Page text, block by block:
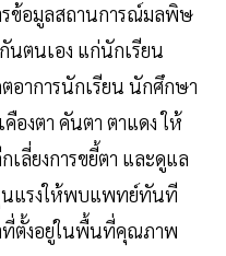
รข้อมูลสถานการณ์มลพิษ
นตนเอง แก่นักเรียน
อาการนักเรียน นักศึกษา
องตา คันตา ตาแดง ให้
เลี่ยงการขยี้ตา และดูแล
นแรงให้พบแพทย์ทันที
ที่ตั้งอยู่ในพื้นที่คุณภาพ